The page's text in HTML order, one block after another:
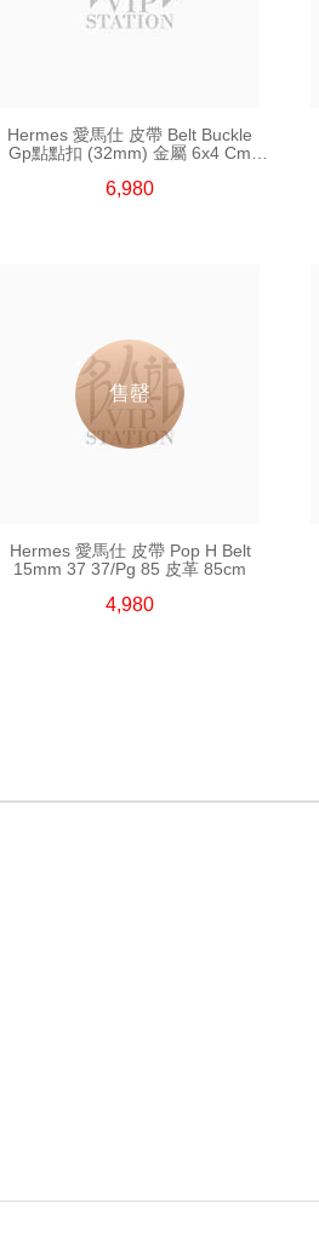
Hermes 愛馬仕 皮帶 Belt Buckle
Gp點點扣 (32mm) 金屬 6x4 Cm
6,980
售罄
Hermes 愛馬仕 皮帶 Pop H Belt
15mm 37 37/Pg 85 皮革 85cm
4,980